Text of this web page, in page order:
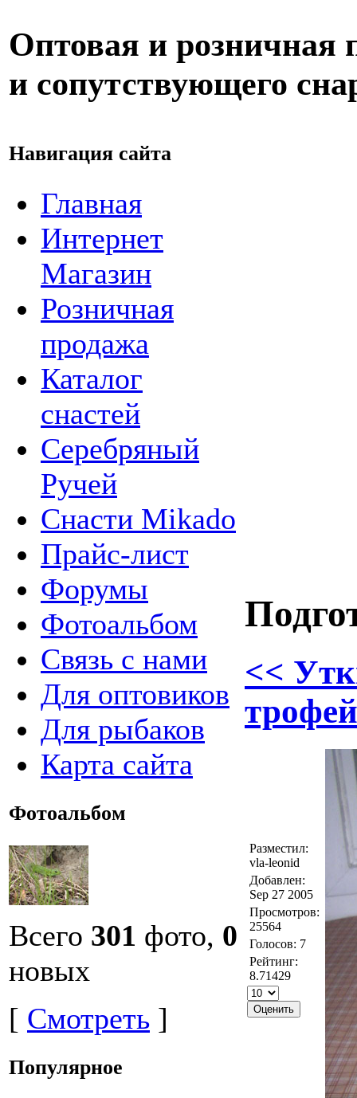
Оптовая и розничная
и сопутствующего
Навигация сайта
Главная
Интернет
Магазин
Розничная
продажа
Каталог
снастей
Серебряный
Ручей
Снасти Mikado
Прайс-лист
Форумы
Фотоальбом
Связь с нами
Для оптовиков
Для рыбаков
Карта сайта
Фотоальбом
Всего 301 фото, 0
новых
[ Смотреть ]
Популярное
<<
Разместил:
vla-leonid
Добавлен:
Sep 27 2005
Просмотров:
25564
Голосов: 7
Рейтинг:
8.71429